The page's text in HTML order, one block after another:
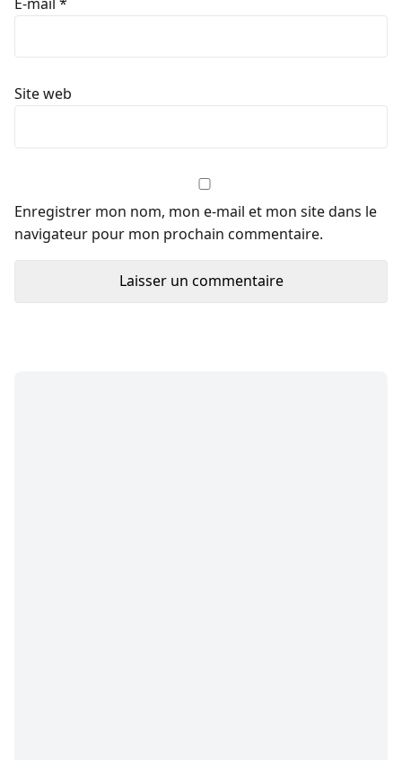
Site web
Enregistrer mon nom, mon e-mail et mon site dans le
navigateur pour mon prochain commentaire.